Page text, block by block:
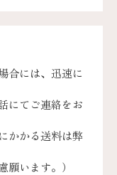
合には、迅速に
にてご連絡をお
かかる送料は弊
願います。）